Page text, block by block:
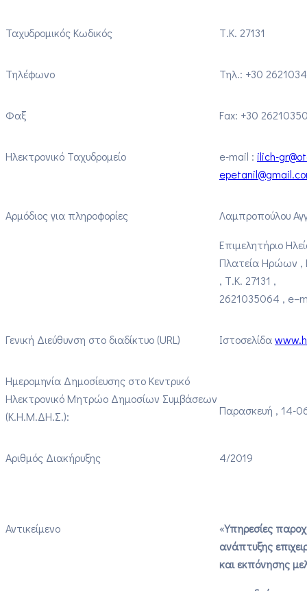
Ταχυδρομικός Κωδικός Τ.Κ. 27131
Τηλέφωνο Τηλ.: +30
Φαξ Fax: +30
Ηλεκτρονικό Ταχυδρομείο e-mail : ilich-
Αρμόδιος για πληροφορίες Λαμπροπούλου
Επιμελητήριο
Πλατεία Ηρώων ,
, Τ.Κ. 27131 ,
2621035064 , e–
Γενική Διεύθυνση στο διαδίκτυο (URL) Ιστοσελίδαwww.
Ημερομηνία Δημοσίευσης στο Κεντρικό
Ηλεκτρονικό Μητρώο Δημοσίων Συμβάσεων
(Κ.Η.Μ.ΔΗ.Σ.):
Παρασκευή , 14-
Αριθμός Διακήρυξης 4/2019
Αντικείμενο «Υπηρεσίες
ανάπτυξης
και εκπόνησης